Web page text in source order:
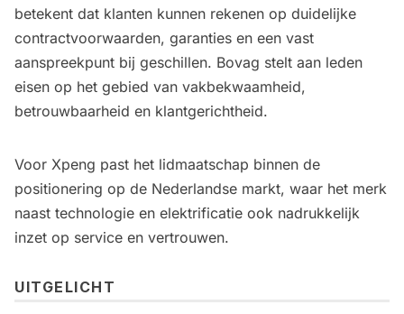
betekent dat klanten kunnen rekenen op duidelijke
contractvoorwaarden, garanties en een vast
aanspreekpunt bij geschillen. Bovag stelt aan leden
eisen op het gebied van vakbekwaamheid,
betrouwbaarheid en klantgerichtheid.
Voor Xpeng past het lidmaatschap binnen de
positionering op de Nederlandse markt, waar het merk
naast technologie en elektrificatie ook nadrukkelijk
inzet op service en vertrouwen.
UITGELICHT